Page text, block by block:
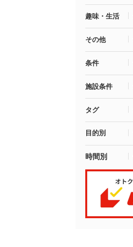
趣味・生活
その他
条件
施設条件
タグ
目的別
時間別